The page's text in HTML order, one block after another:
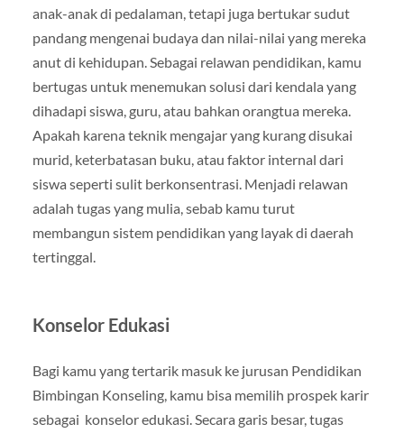
anak-anak di pedalaman, tetapi juga bertukar sudut
pandang mengenai budaya dan nilai-nilai yang mereka
anut di kehidupan. Sebagai relawan pendidikan, kamu
bertugas untuk menemukan solusi dari kendala yang
dihadapi siswa, guru, atau bahkan orangtua mereka.
Apakah karena teknik mengajar yang kurang disukai
murid, keterbatasan buku, atau faktor internal dari
siswa seperti sulit berkonsentrasi. Menjadi relawan
adalah tugas yang mulia, sebab kamu turut
membangun sistem pendidikan yang layak di daerah
tertinggal.
Konselor Edukasi
Bagi kamu yang tertarik masuk ke jurusan Pendidikan
Bimbingan Konseling, kamu bisa memilih prospek karir
sebagai konselor edukasi. Secara garis besar, tugas